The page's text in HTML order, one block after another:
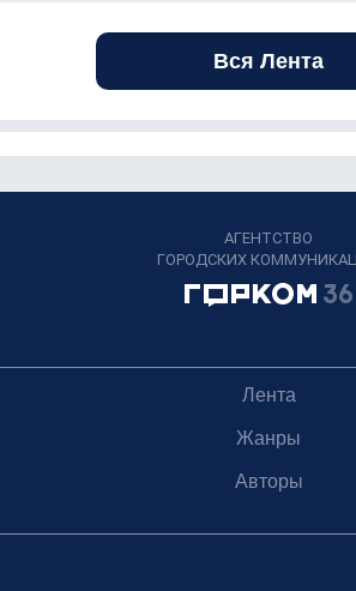
Вся Лента
АГЕНТСТВО
ГОРОДСКИХ
Лента
Жанры
Авторы